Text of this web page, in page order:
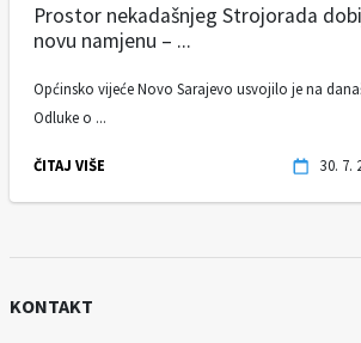
Prostor nekadašnjeg Strojorada
novu namjenu – ...
Općinsko vijeće Novo Sarajevo usvojilo je na
Odluke o ...
ČITAJ VIŠE 30. 7.
KONTAKT